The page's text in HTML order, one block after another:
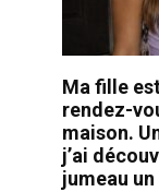
Ma fille
rendez-
maison.
j’ai
jumeau